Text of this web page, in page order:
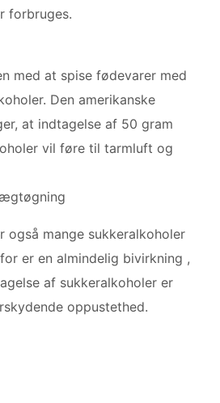
forbruges.
med at spise fødevarer med
Den amerikanske
at indtagelse af 50 gram
vil føre til tarmluft og
også mange sukkeralkoholer
er en almindelig bivirkning ,
af sukkeralkoholer er
oppustethed.